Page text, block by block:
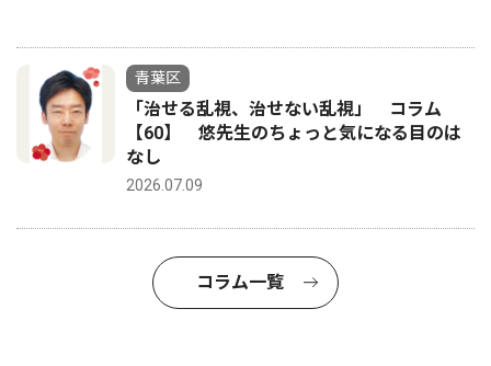
青葉区
「治せる乱視、治せない乱視」 コラム
【60】 悠先生のちょっと気になる目のは
なし
2026.07.09
コラム一覧